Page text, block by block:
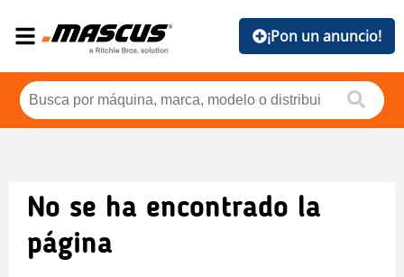
¡Pon un anuncio!
No se ha encontrado la
página